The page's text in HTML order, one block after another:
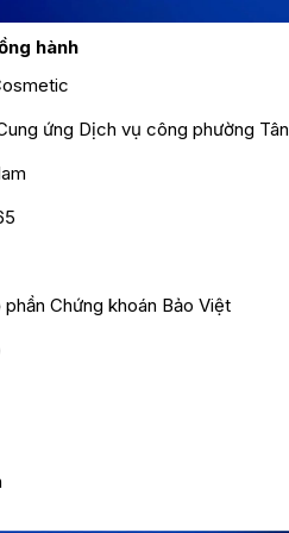
hành
ứng Dịch vụ công phường
Chứng khoán Bảo Việt